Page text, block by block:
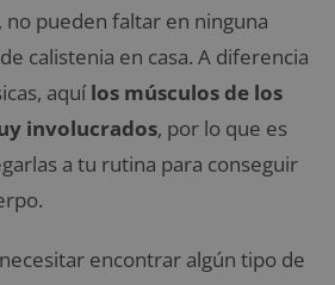
pueden faltar en ninguna
calistenia en casa. A diferencia
aquílos músculos de los
involucrados, por lo que es
a tu rutina para conseguir
encontrar algún tipo de